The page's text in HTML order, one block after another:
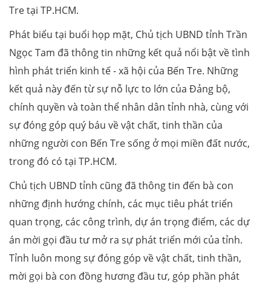
Tre tại TP.HCM.
Phát biểu tại buổi họp mặt, Chủ tịch UBND tỉnh Trần
Ngọc Tam đã thông tin những kết quả nổi bật về tình
hình phát triển kinh tế - xã hội của Bến Tre. Những
kết quả này đến từ sự nỗ lực to lớn của Đảng bộ,
chính quyền và toàn thể nhân dân tỉnh nhà, cùng với
sự đóng góp quý báu về vật chất, tinh thần của
những người con Bến Tre sống ở mọi miền đất nước,
trong đó có tại TP.HCM.
Chủ tịch UBND tỉnh cũng đã thông tin đến bà con
những định hướng chính, các mục tiêu phát triển
quan trọng, các công trình, dự án trọng điểm, các dự
án mời gọi đầu tư mở ra sự phát triển mới của tỉnh.
Tỉnh luôn mong sự đóng góp về vật chất, tinh thần,
mời gọi bà con đồng hương đầu tư, góp phần phát